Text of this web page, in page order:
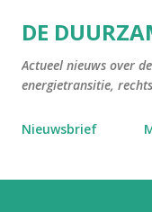
DE
Actueel nieuws over
energietransitie,
Nieuwsbrief